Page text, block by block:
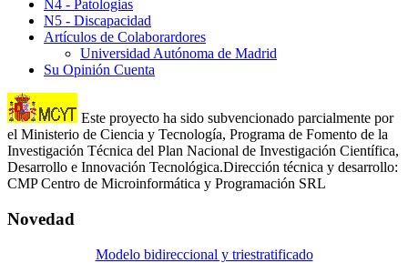
N4 - Patologias
N5 - Discapacidad
Artículos de Colaborardores
Universidad Autónoma de Madrid
Su Opinión Cuenta
Este proyecto ha sido subvencionado parcialmente por
el Ministerio de Ciencia y Tecnología, Programa de Fomento de la
Investigación Técnica del Plan Nacional de Investigación Científica,
Desarrollo e Innovación Tecnológica.Dirección técnica y desarrollo:
CMP Centro de Microinformática y Programación SRL
Novedad
Modelo bidireccional y triestratificado